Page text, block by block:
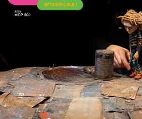
百勝中國首季淨利升3%
加速拓店計劃並擴大加盟比例